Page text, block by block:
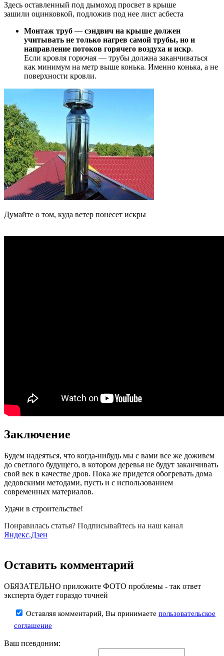
Здесь оставленный под дымоход просвет в крыше
зашили оцинковкой, подложив под нее лист асбеста
Монтаж труб — сэндвич на крыше должен
учитывать не только нагрев самой трубы, но и
направление потоков горячего воздуха и искр.
Если кровля горючая — трубы должна заканчиваться
как минимум на метр выше конька. Именно конька, а не
поверхности кровли.
Думайте о том, куда ветер понесет искры
Заключение
Будем надеяться, что когда-нибудь мы с вами все же доживем
до светлого будущего, в котором деревья не будут заканчивать
свой век в качестве дров. Пока же придется обогревать дома
дедовскими методами, пусть и с использованием
современных материалов.
Удачи в строительстве!
Понравилась статья? Подписывайтесь на наш канал
Яндекс.Дзен
Оставить комментарий
ОБЯЗАТЕЛЬНО приложите ФОТО проблемы - так ответ
эксперта будет гораздо точней
Оставляя комментарий, Вы принимаете пользовательское
соглашение
Ваш псевдоним: